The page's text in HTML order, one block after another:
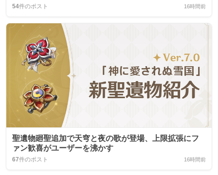
54件のポスト 16時間前
聖遺物廻聖追加で天穹と夜の歌が登場、上限拡張にフ
ァン歓喜がユーザーを沸かす
67件のポスト 16時間前